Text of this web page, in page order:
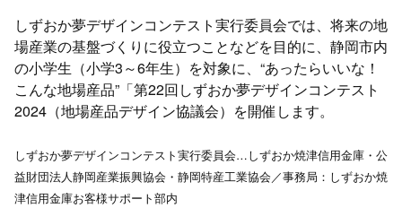
しずおか夢デザインコンテスト実行委員会では、将来の地
場産業の基盤づくりに役立つことなどを目的に、静岡市内
の小学生（小学3～6年生）を対象に、“あったらいいな！
こんな地場産品”「第22回しずおか夢デザインコンテスト
2024（地場産品デザイン協議会）を開催します。
しずおか夢デザインコンテスト実行委員会…しずおか焼津信用金庫・公
益財団法人静岡産業振興協会・静岡特産工業協会／事務局：しずおか焼
津信用金庫お客様サポート部内